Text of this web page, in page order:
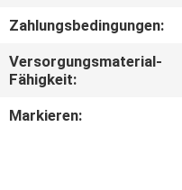
TRETEN
SIE
Zahlungsbedingungen:
Versorgungsmaterial-
Fähigkeit:
Markieren: